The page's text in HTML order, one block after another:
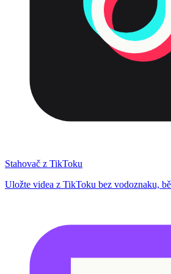
Stahovač z TikToku
Uložte videa z TikToku bez vodoznaku,